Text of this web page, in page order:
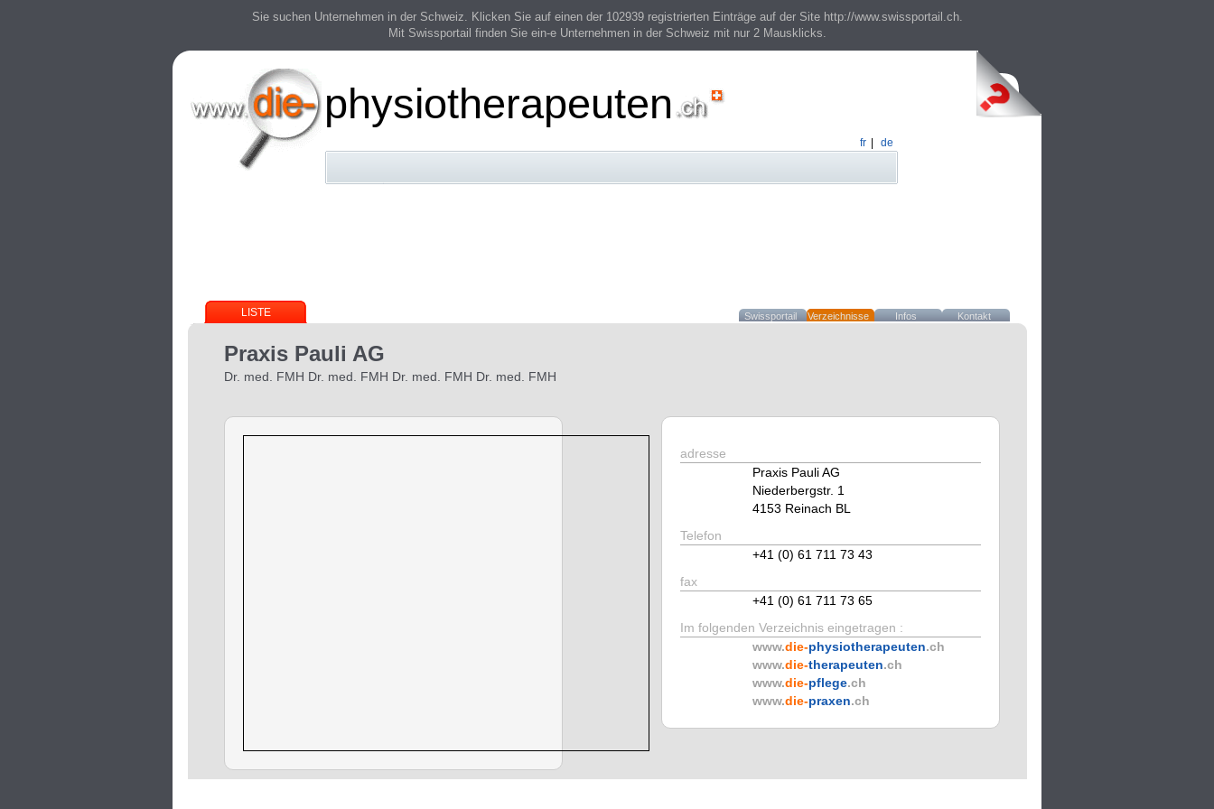
Sie suchen Unternehmen in der Schweiz. Klicken Sie auf einen der 102939 registrierten Einträge auf der Site http://www.swissportail.ch.
Mit Swissportail finden Sie ein-e Unternehmen in der Schweiz mit nur 2 Mausklicks.
physiotherapeuten
fr de
LISTE Swissportail Verzeichnisse Infos Kontakt
Praxis Pauli AG
Dr. med. FMH Dr. med. FMH Dr. med. FMH Dr. med. FMH
adresse
Praxis Pauli AG
Niederbergstr. 1
4153 Reinach BL
Telefon
+41 (0) 61 711 73 43
fax
+41 (0) 61 711 73 65
Im folgenden Verzeichnis eingetragen :
www.die-physiotherapeuten.ch
www.die-therapeuten.ch
www.die-pflege.ch
www.die-praxen.ch